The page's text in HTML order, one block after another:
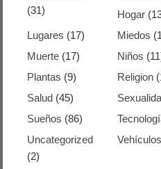
(31)
Hogar
Lugares (17) Miedos
Muerte (17) Niños
Plantas (9) Religion
Salud (45)
Sueños (86)
Uncategorized
(2)
Vehículos